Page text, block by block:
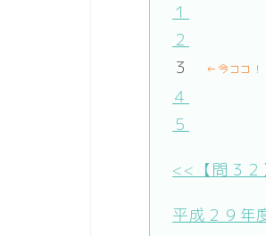
１
２
３
←今ココ！
４
５
<<【問３２
平成２９年